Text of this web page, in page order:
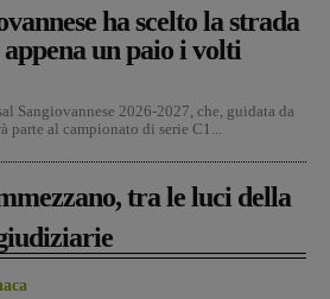
ha scelto la strada
un paio i volti
Sangiovannese 2026-2027, che, guidata da
parte al campionato di serie C1...
tra le luci della